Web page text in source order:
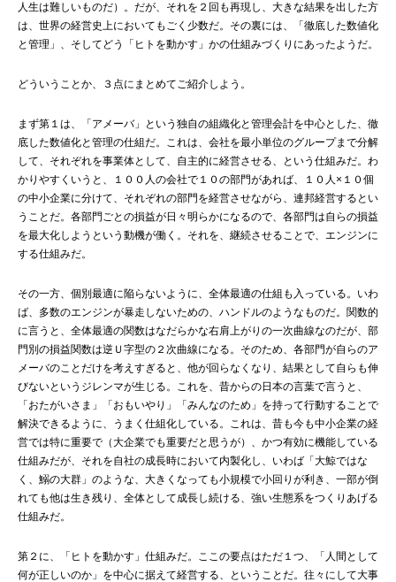
人生は難しいものだ）。だが、それを２回も再現し、大きな結果を出した方
は、世界の経営史上においてもごく少数だ。その裏には、「徹底した数値化
と管理」、そしてどう「ヒトを動かす」かの仕組みづくりにあったようだ。
どういうことか、３点にまとめてご紹介しよう。
まず第１は、「アメーバ」という独自の組織化と管理会計を中心とした、徹
底した数値化と管理の仕組だ。これは、会社を最小単位のグループまで分解
して、それぞれを事業体として、自主的に経営させる、という仕組みだ。わ
かりやすくいうと、１００人の会社で１０の部門があれば、１０人×１０個
の中小企業に分けて、それぞれの部門を経営させながら、連邦経営するとい
うことだ。各部門ごとの損益が日々明らかになるので、各部門は自らの損益
を最大化しようという動機が働く。それを、継続させることで、エンジンに
する仕組みだ。
その一方、個別最適に陥らないように、全体最適の仕組も入っている。いわ
ば、多数のエンジンが暴走しないための、ハンドルのようなものだ。関数的
に言うと、全体最適の関数はなだらかな右肩上がりの一次曲線なのだが、部
門別の損益関数は逆Ｕ字型の２次曲線になる。そのため、各部門が自らのア
メーバのことだけを考えすぎると、他が回らなくなり、結果として自らも伸
びないというジレンマが生じる。これを、昔からの日本の言葉で言うと、
「おたがいさま」「おもいやり」「みんなのため」を持って行動することで
解決できるように、うまく仕組化している。これは、昔も今も中小企業の経
営では特に重要で（大企業でも重要だと思うが）、かつ有効に機能している
仕組みだが、それを自社の成長時において内製化し、いわば「大鯨ではな
く、鰯の大群」のような、大きくなっても小規模で小回りが利き、一部が倒
れても他は生き残り、全体として成長し続ける、強い生態系をつくりあげる
仕組みだ。
第２に、「ヒトを動かす」仕組みだ。ここの要点はただ１つ、「人間として
何が正しいのか」を中心に据えて経営する、ということだ。往々にして大事